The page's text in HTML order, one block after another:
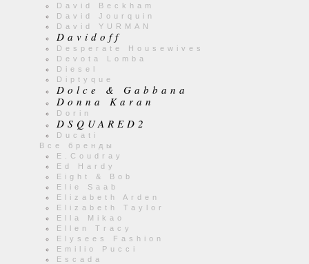
David Beckham
David Jourquin
David YURMAN
Davidoff
Desperate Housewives
Devota Lomba
Diesel
Diptyque
Dolce & Gabbana
Donna Karan
Dorin
DSQUARED2
Ducati
Все бренды
E.Coudray
Ed Hardy
Eight & Bob
Elie Saab
Elizabeth Arden
Elizabeth Taylor
Ella Mikao
Ellen Tracy
Elysees Fashion
Emilio Pucci
Escada